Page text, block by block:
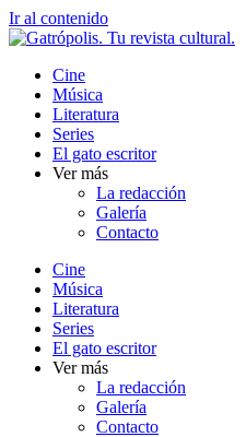
Ir al contenido
Cine
Música
Literatura
Series
El gato escritor
Ver más
La redacción
Galería
Contacto
Cine
Música
Literatura
Series
El gato escritor
Ver más
La redacción
Galería
Contacto